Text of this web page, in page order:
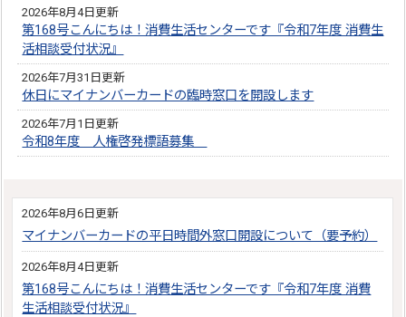
2026年8月4日更新
第168号こんにちは！消費生活センターです『令和7年度 消費生
活相談受付状況』
2026年7月31日更新
休日にマイナンバーカードの臨時窓口を開設します
2026年7月1日更新
令和8年度 人権啓発標語募集
2026年8月6日更新
マイナンバーカードの平日時間外窓口開設について（要予約）
2026年8月4日更新
第168号こんにちは！消費生活センターです『令和7年度 消費
生活相談受付状況』